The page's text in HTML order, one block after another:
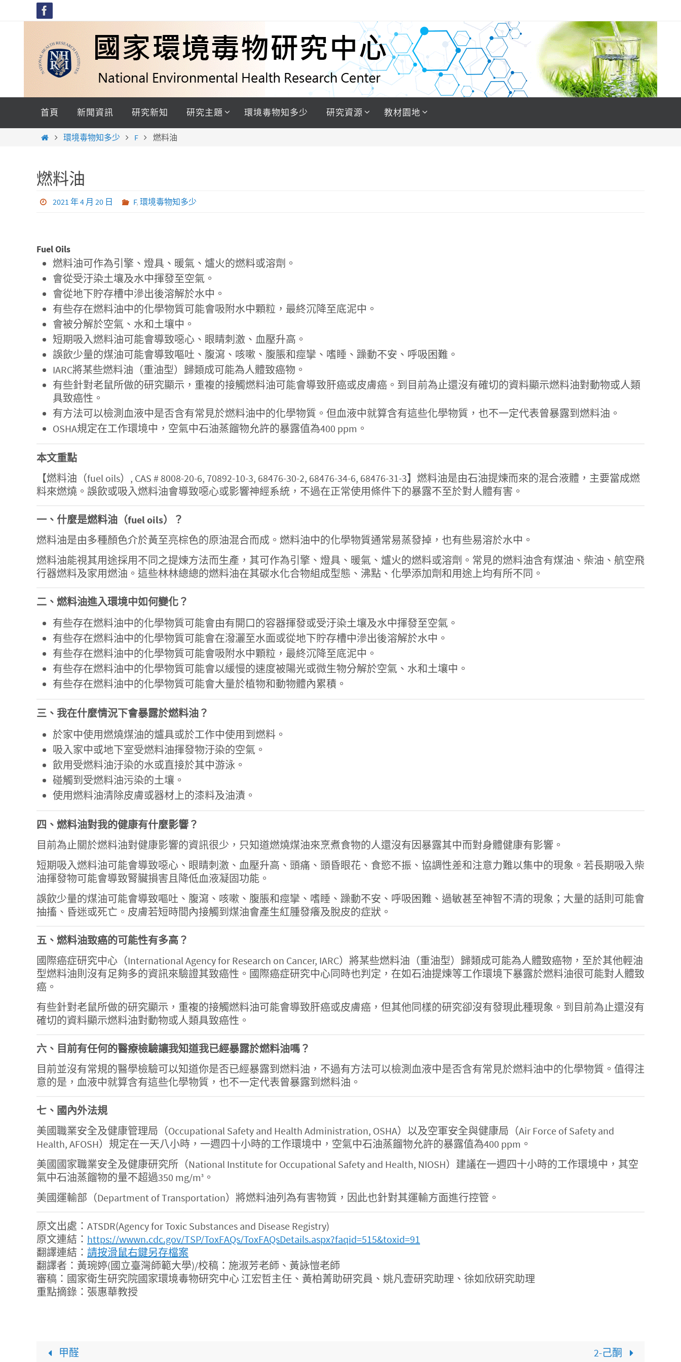
content
首頁 新聞資訊 研究新知 研究主題 環境毒物知多少 研究資源 教材園地
Home環境毒物知多少 F 燃料油
燃料油
2021 年 4 月 20 日 F, 環境毒物知多少
Fuel Oils
燃料油可作為引擎、燈具、暖氣、爐火的燃料或溶劑。
會從受汙染土壤及水中揮發至空氣。
會從地下貯存槽中滲出後溶解於水中。
有些存在燃料油中的化學物質可能會吸附水中顆粒，最終沉降至底泥中。
會被分解於空氣、水和土壤中。
短期吸入燃料油可能會導致噁心、眼睛刺激、血壓升高。
誤飲少量的煤油可能會導致嘔吐、腹瀉、咳嗽、腹脹和痙攣、嗜睡、躁動不安、呼吸困難。
IARC將某些燃料油（重油型）歸類成可能為人體致癌物。
有些針對老鼠所做的研究顯示，重複的接觸燃料油可能會導致肝癌或皮膚癌。到目前為止還沒有確切的資料顯示燃料油對動物或人類
具致癌性。
有方法可以檢測血液中是否含有常見於燃料油中的化學物質。但血液中就算含有這些化學物質，也不一定代表曾暴露到燃料油。
OSHA規定在工作環境中，空氣中石油蒸餾物允許的暴露值為400 ppm。
本文重點
【燃料油（fuel oils）, CAS # 8008-20-6, 70892-10-3, 68476-30-2, 68476-34-6, 68476-31-3】燃料油是由石油提煉而來的混合液體，主要當成燃
料來燃燒。誤飲或吸入燃料油會導致噁心或影響神經系統，不過在正常使用條件下的暴露不至於對人體有害。
一、什麼是燃料油（fuel oils）？
燃料油是由多種顏色介於黃至亮棕色的原油混合而成。燃料油中的化學物質通常易蒸發掉，也有些易溶於水中。
燃料油能視其用途採用不同之提煉方法而生產，其可作為引擎、燈具、暖氣、爐火的燃料或溶劑。常見的燃料油含有煤油、柴油、航空飛
行器燃料及家用燃油。這些林林總總的燃料油在其碳水化合物組成型態、沸點、化學添加劑和用途上均有所不同。
二、燃料油進入環境中如何變化？
有些存在燃料油中的化學物質可能會由有開口的容器揮發或受汙染土壤及水中揮發至空氣。
有些存在燃料油中的化學物質可能會在潑灑至水面或從地下貯存槽中滲出後溶解於水中。
有些存在燃料油中的化學物質可能會吸附水中顆粒，最終沉降至底泥中。
有些存在燃料油中的化學物質可能會以緩慢的速度被陽光或微生物分解於空氣、水和土壤中。
有些存在燃料油中的化學物質可能會大量於植物和動物體內累積。
三、我在什麼情況下會暴露於燃料油？
於家中使用燃燒煤油的爐具或於工作中使用到燃料。
吸入家中或地下室受燃料油揮發物汙染的空氣。
飲用受燃料油汙染的水或直接於其中游泳。
碰觸到受燃料油污染的土壤。
使用燃料油清除皮膚或器材上的漆料及油漬。
四、燃料油對我的健康有什麼影響？
目前為止關於燃料油對健康影響的資訊很少，只知道燃燒煤油來烹煮食物的人還沒有因暴露其中而對身體健康有影響。
短期吸入燃料油可能會導致噁心、眼睛刺激、血壓升高、頭痛、頭昏眼花、食慾不振、協調性差和注意力難以集中的現象。若長期吸入柴
油揮發物可能會導致腎臟損害且降低血液凝固功能。
誤飲少量的煤油可能會導致嘔吐、腹瀉、咳嗽、腹脹和痙攣、嗜睡、躁動不安、呼吸困難、過敏甚至神智不清的現象；大量的話則可能會
抽搐、昏迷或死亡。皮膚若短時間內接觸到煤油會產生紅腫發癢及脫皮的症狀。
五、燃料油致癌的可能性有多高？
國際癌症研究中心（International Agency for Research on Cancer, IARC）將某些燃料油（重油型）歸類成可能為人體致癌物，至於其他輕油
型燃料油則沒有足夠多的資訊來驗證其致癌性。國際癌症研究中心同時也判定，在如石油提煉等工作環境下暴露於燃料油很可能對人體致
癌。
有些針對老鼠所做的研究顯示，重複的接觸燃料油可能會導致肝癌或皮膚癌，但其他同樣的研究卻沒有發現此種現象。到目前為止還沒有
確切的資料顯示燃料油對動物或人類具致癌性。
六、目前有任何的醫療檢驗讓我知道我已經暴露於燃料油嗎？
目前並沒有常規的醫學檢驗可以知道你是否已經暴露到燃料油，不過有方法可以檢測血液中是否含有常見於燃料油中的化學物質。值得注
意的是，血液中就算含有這些化學物質，也不一定代表曾暴露到燃料油。
七、國內外法規
美國職業安全及健康管理局（Occupational Safety and Health Administration, OSHA）以及空軍安全與健康局（Air Force of Safety and
Health, AFOSH）規定在一天八小時，一週四十小時的工作環境中，空氣中石油蒸餾物允許的暴露值為400 ppm。
美國國家職業安全及健康研究所（National Institute for Occupational Safety and Health, NIOSH）建議在一週四十小時的工作環境中，其空
氣中石油蒸餾物的量不超過350 mg/m3 。
美國運輸部（Department of Transportation）將燃料油列為有害物質，因此也針對其運輸方面進行控管。
原文出處：ATSDR(Agency for Toxic Substances and Disease Registry)
原文連結： https://wwwn.cdc.gov/TSP/ToxFAQs/ToxFAQsDetails.aspx?faqid=515&toxid=91
翻譯連結： 請按滑鼠右鍵另存檔案
翻譯者：黃琬婷(國立臺灣師範大學)/校稿：施淑芳老師、黃詠愷老師
審稿：國家衛生研究院國家環境毒物研究中心 江宏哲主任、黃柏菁助研究員、姚凡壹研究助理、徐如欣研究助理
重點摘錄：張惠華教授
甲醛 2-己酮